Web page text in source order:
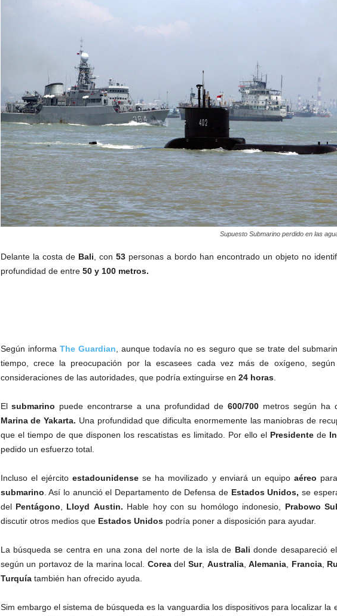
Supuesto Submarino perdido en las
Delante la costa de Bali, con 53personas a bordo han encontrado un objeto no
profundidad de entre 50 y 100 metros.
Según informa The Guardian, aunque todavía no es seguro que se trate del
tiempo, crece la preocupación por la escasees cada vez más de oxígeno,
consideraciones de las autoridades, que podría extinguirse en 24 horas.
Elsubmarino puede encontrarse a una profundidad de 600/700metros según ha
Marina de Yakarta. Una profundidad que dificulta enormemente las maniobras de
que el tiempo de que disponen los rescatistas es limitado. Por ello el Presidente de
pedido un esfuerzo total.
Incluso el ejército estadounidensese ha movilizado y enviará un equipoaéreo
submarino. Así lo anunció el Departamento de Defensa de Estados Unidos, se
del Pentágono, Lloyd Austin. Hable hoy con su homólogo indonesio, Prabowo
discutir otros medios que Estados Unidospodría poner a disposición para ayudar.
La búsqueda se centra en una zona del norte de la isla de Bali donde desapareció
según un portavoz de la marina local. Coreadel Sur, Australia,Alemania, Francia,
Turquíatambién han ofrecido ayuda.
Sim embargo el sistema de búsqueda es la vanguardia los dispositivos para localizar la